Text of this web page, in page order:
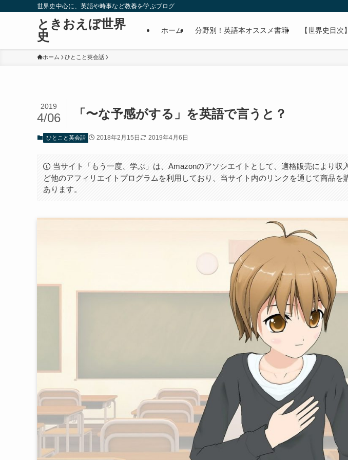
世界史中心に、英語や時事など教養を学ぶブログ
ときおえぼ世界
史
ホーム 分野別！英語本オススメ書籍 【世界史目
ホーム ひとこと英会話
「〜な予感がする」を英語で言うと？
2019
4/06
ひとこと英会話 2018年2月15日 2019年4月6日
当サイト「もう一度、学ぶ」は、Amazonのアソシエイトとして、適格販売により収
ど他のアフィリエイトプログラムを利用しており、当サイト内のリンクを通じて商品を
あります。